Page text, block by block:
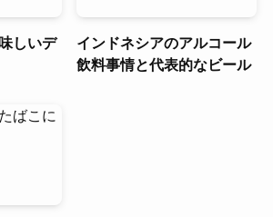
しいデ
インドネシアのアルコール
飲料事情と代表的なビール